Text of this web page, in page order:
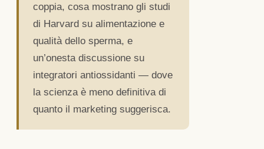
coppia, cosa mostrano gli studi
di Harvard su alimentazione e
qualità dello sperma, e
un’onesta discussione su
integratori antiossidanti — dove
la scienza è meno definitiva di
quanto il marketing suggerisca.